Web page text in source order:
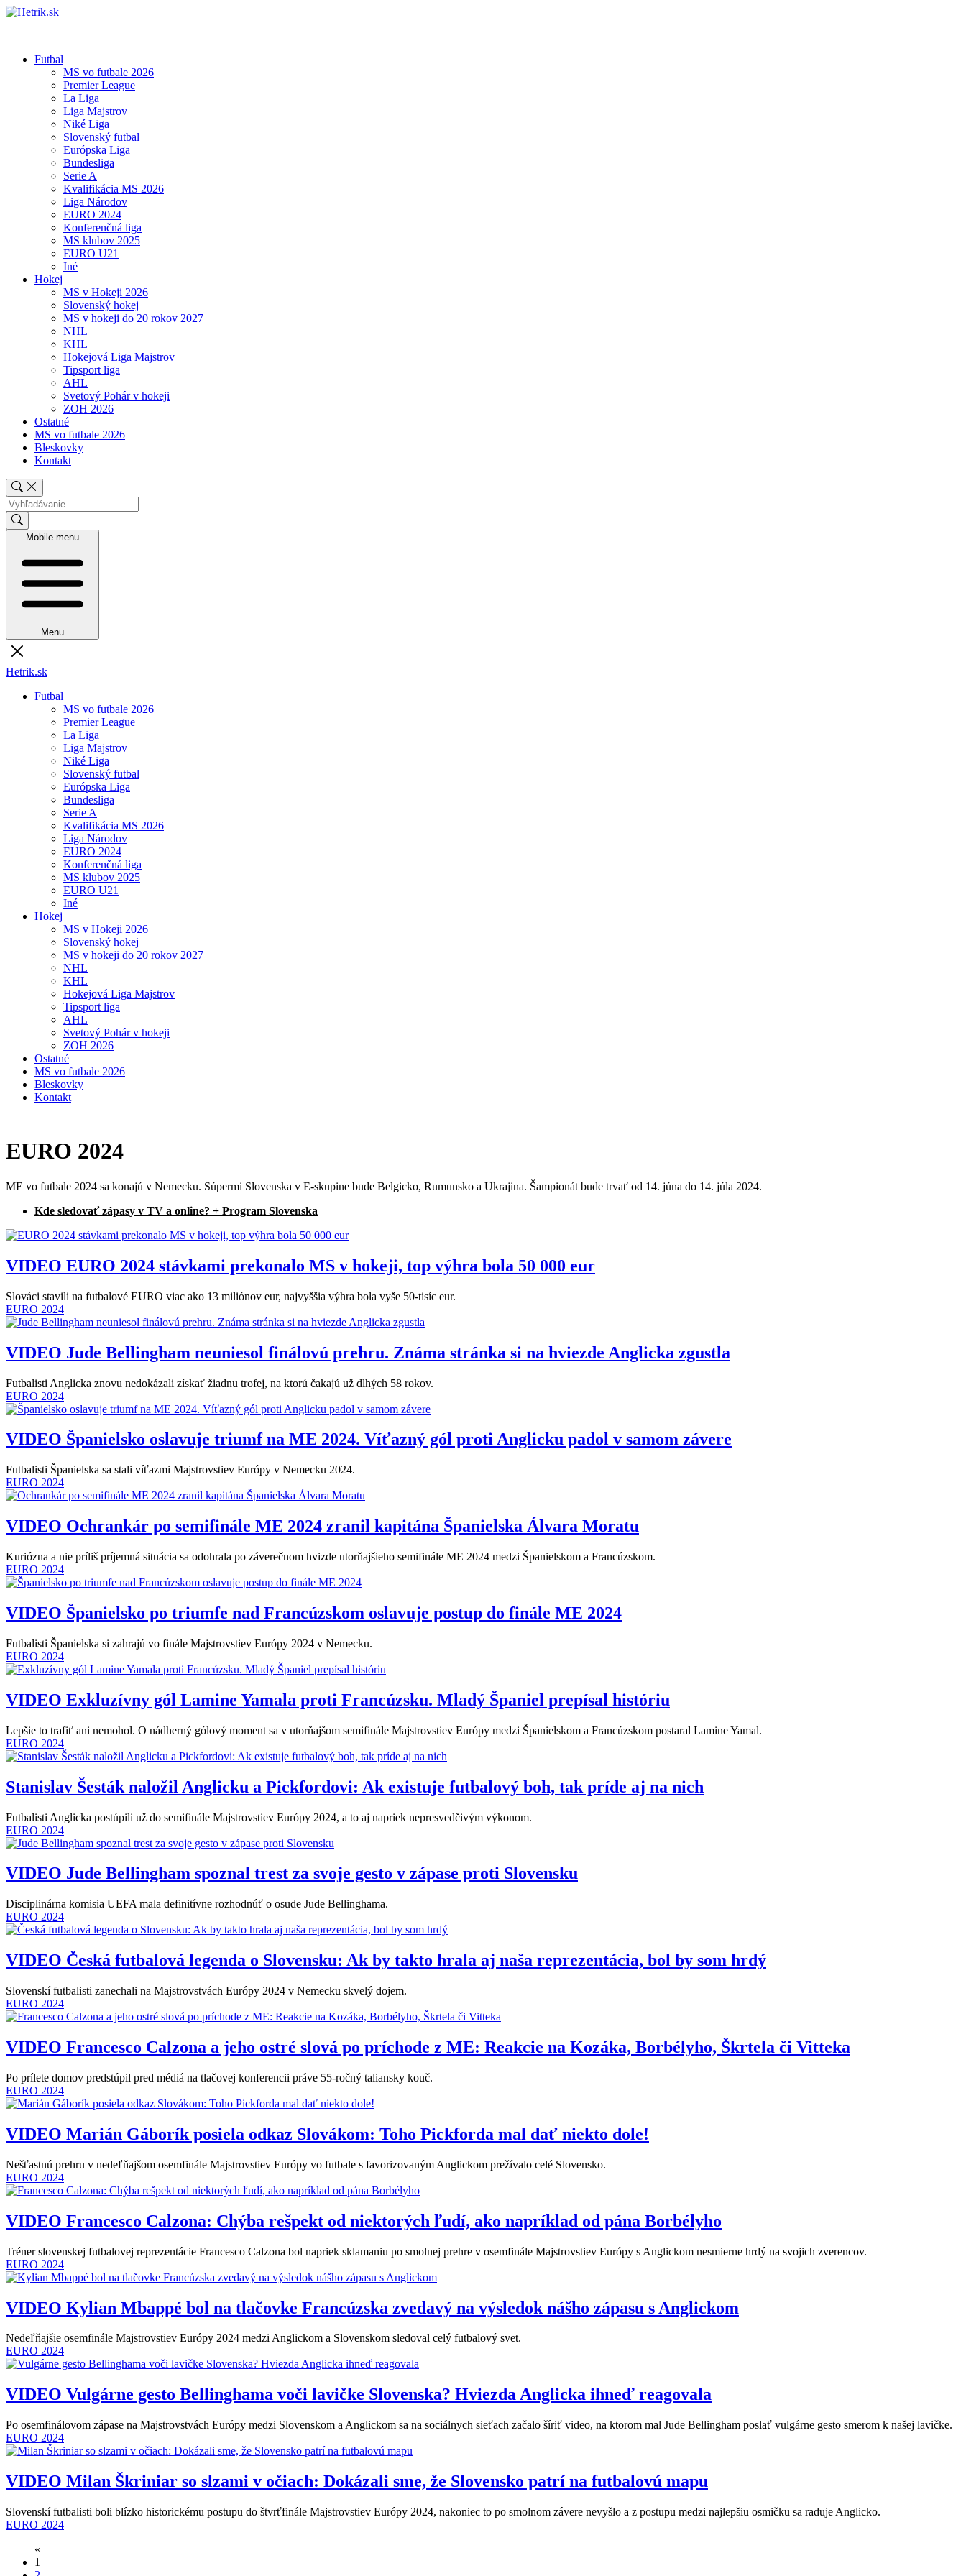
Futbal
MS vo futbale 2026
Premier League
La Liga
Liga Majstrov
Niké Liga
Slovenský futbal
Európska Liga
Bundesliga
Serie A
Kvalifikácia MS 2026
Liga Národov
EURO 2024
Konferenčná liga
MS klubov 2025
EURO U21
Iné
Hokej
MS v Hokeji 2026
Slovenský hokej
MS v hokeji do 20 rokov 2027
NHL
KHL
Hokejová Liga Majstrov
Tipsport liga
AHL
Svetový Pohár v hokeji
ZOH 2026
Ostatné
MS vo futbale 2026
Bleskovky
Kontakt
Mobile menu
Menu
Hetrik.sk
Futbal
MS vo futbale 2026
Premier League
La Liga
Liga Majstrov
Niké Liga
Slovenský futbal
Európska Liga
Bundesliga
Serie A
Kvalifikácia MS 2026
Liga Národov
EURO 2024
Konferenčná liga
MS klubov 2025
EURO U21
Iné
Hokej
MS v Hokeji 2026
Slovenský hokej
MS v hokeji do 20 rokov 2027
NHL
KHL
Hokejová Liga Majstrov
Tipsport liga
AHL
Svetový Pohár v hokeji
ZOH 2026
Ostatné
MS vo futbale 2026
Bleskovky
Kontakt
EURO 2024
ME vo futbale 2024 sa konajú v Nemecku. Súpermi Slovenska v E-skupine bude Belgicko, Rumunsko a Ukrajina. Šampionát bude trvať od 14. júna do 14. júla 2024.
Kde sledovať zápasy v TV a online? + Program Slovenska
VIDEO EURO 2024 stávkami prekonalo MS v hokeji, top výhra bola 50 000 eur
Slováci stavili na futbalové EURO viac ako 13 miliónov eur, najvyššia výhra bola vyše 50-tisíc eur.
EURO 2024
VIDEO Jude Bellingham neuniesol finálovú prehru. Známa stránka si na hviezde Anglicka zgustla
Futbalisti Anglicka znovu nedokázali získať žiadnu trofej, na ktorú čakajú už dlhých 58 rokov.
EURO 2024
VIDEO Španielsko oslavuje triumf na ME 2024. Víťazný gól proti Anglicku padol v samom závere
Futbalisti Španielska sa stali víťazmi Majstrovstiev Európy v Nemecku 2024.
EURO 2024
VIDEO Ochrankár po semifinále ME 2024 zranil kapitána Španielska Álvara Moratu
Kuriózna a nie príliš príjemná situácia sa odohrala po záverečnom hvizde utorňajšieho semifinále ME 2024 medzi Španielskom a Francúzskom.
EURO 2024
VIDEO Španielsko po triumfe nad Francúzskom oslavuje postup do finále ME 2024
Futbalisti Španielska si zahrajú vo finále Majstrovstiev Európy 2024 v Nemecku.
EURO 2024
VIDEO Exkluzívny gól Lamine Yamala proti Francúzsku. Mladý Španiel prepísal históriu
Lepšie to trafiť ani nemohol. O nádherný gólový moment sa v utorňajšom semifinále Majstrovstiev Európy medzi Španielskom a Francúzskom postaral Lamine Yamal.
EURO 2024
Stanislav Šesták naložil Anglicku a Pickfordovi: Ak existuje futbalový boh, tak príde aj na nich
Futbalisti Anglicka postúpili už do semifinále Majstrovstiev Európy 2024, a to aj napriek nepresvedčivým výkonom.
EURO 2024
VIDEO Jude Bellingham spoznal trest za svoje gesto v zápase proti Slovensku
Disciplinárna komisia UEFA mala definitívne rozhodnúť o osude Jude Bellinghama.
EURO 2024
VIDEO Česká futbalová legenda o Slovensku: Ak by takto hrala aj naša reprezentácia, bol by som hrdý
Slovenskí futbalisti zanechali na Majstrovstvách Európy 2024 v Nemecku skvelý dojem.
EURO 2024
VIDEO Francesco Calzona a jeho ostré slová po príchode z ME: Reakcie na Kozáka, Borbélyho, Škrtela či Vitteka
Po prílete domov predstúpil pred médiá na tlačovej konferencii práve 55-ročný taliansky kouč.
EURO 2024
VIDEO Marián Gáborík posiela odkaz Slovákom: Toho Pickforda mal dať niekto dole!
Nešťastnú prehru v nedeľňajšom osemfinále Majstrovstiev Európy vo futbale s favorizovaným Anglickom prežívalo celé Slovensko.
EURO 2024
VIDEO Francesco Calzona: Chýba rešpekt od niektorých ľudí, ako napríklad od pána Borbélyho
Tréner slovenskej futbalovej reprezentácie Francesco Calzona bol napriek sklamaniu po smolnej prehre v osemfinále Majstrovstiev Európy s Anglickom nesmierne hrdý na svojich zverencov.
EURO 2024
VIDEO Kylian Mbappé bol na tlačovke Francúzska zvedavý na výsledok nášho zápasu s Anglickom
Nedeľňajšie osemfinále Majstrovstiev Európy 2024 medzi Anglickom a Slovenskom sledoval celý futbalový svet.
EURO 2024
VIDEO Vulgárne gesto Bellinghama voči lavičke Slovenska? Hviezda Anglicka ihneď reagovala
Po osemfinálovom zápase na Majstrovstvách Európy medzi Slovenskom a Anglickom sa na sociálnych sieťach začalo šíriť video, na ktorom mal Jude Bellingham poslať vulgárne gesto smerom k našej lavičke.
EURO 2024
VIDEO Milan Škriniar so slzami v očiach: Dokázali sme, že Slovensko patrí na futbalovú mapu
Slovenskí futbalisti boli blízko historickému postupu do štvrťfinále Majstrovstiev Európy 2024, nakoniec to po smolnom závere nevyšlo a z postupu medzi najlepšiu osmičku sa raduje Anglicko.
EURO 2024
«
1